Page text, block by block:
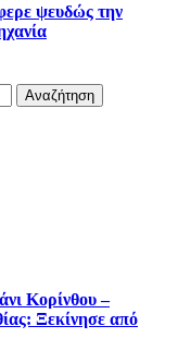
ψευδώς την
Κορίνθου –
Ξεκίνησε από